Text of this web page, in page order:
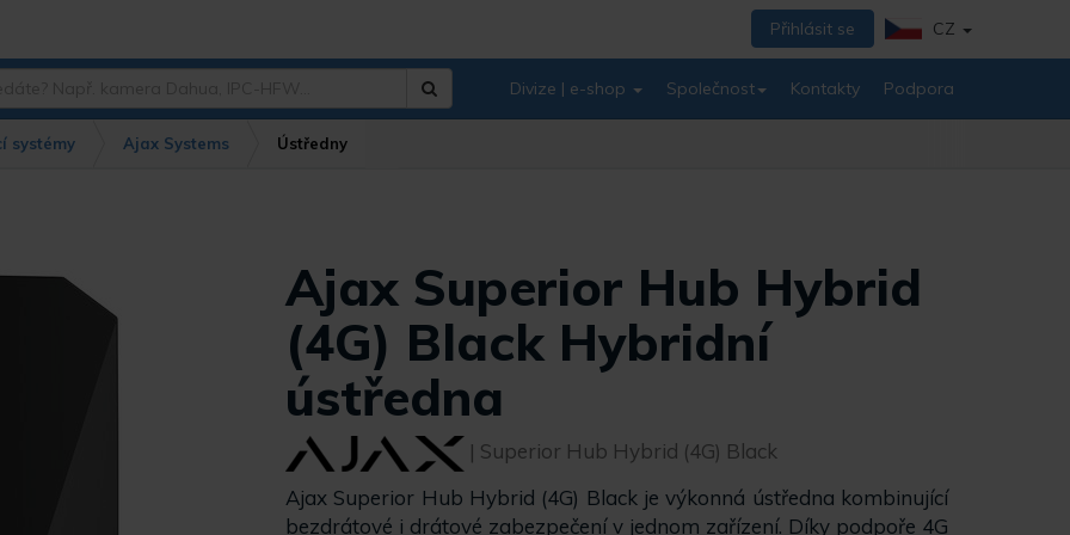
Přihlásit se CZ
Divize | e-shop Společnost Kontakty Podpora
systémy Ajax Systems Ústředny
Ajax Superior Hub Hybrid
(4G) Black Hybridní
ústředna
| Superior Hub Hybrid (4G) Black
Ajax Superior Hub Hybrid (4G) Black je výkonná ústředna kombinující
bezdrátové i drátové zabezpečení v jednom zařízení. Díky podpoře 4G